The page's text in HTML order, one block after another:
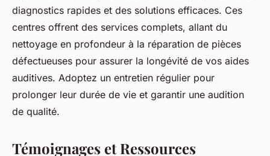
diagnostics rapides et des solutions efficaces. Ces
centres offrent des services complets, allant du
nettoyage en profondeur à la réparation de pièces
défectueuses pour assurer la longévité de vos aides
auditives. Adoptez un entretien régulier pour
prolonger leur durée de vie et garantir une audition
de qualité.
Témoignages et Ressources